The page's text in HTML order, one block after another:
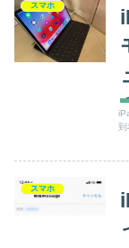
スマホ
到
スマホ